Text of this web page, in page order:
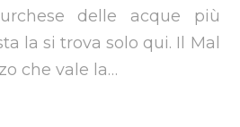
delle acque più
la si trova solo qui. Il Mal
che vale la…